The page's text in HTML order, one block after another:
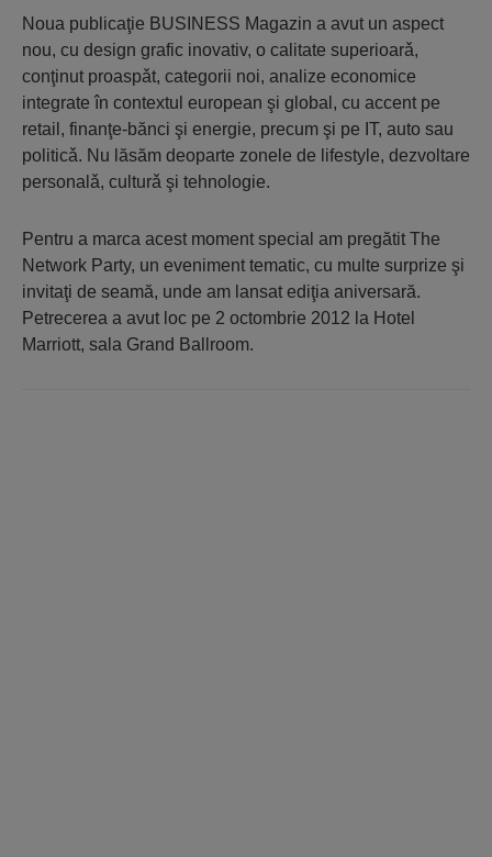
Noua publicaţie BUSINESS Magazin a avut un aspect
nou, cu design grafic inovativ, o calitate superioarǎ,
conţinut proaspǎt, categorii noi, analize economice
integrate în contextul european şi global, cu accent pe
retail, finanţe-bănci şi energie, precum şi pe IT, auto sau
politicǎ. Nu lăsăm deoparte zonele de lifestyle, dezvoltare
personalǎ, culturǎ şi tehnologie.
Pentru a marca acest moment special am pregătit The
Network Party, un eveniment tematic, cu multe surprize şi
invitaţi de seamă, unde am lansat ediţia aniversară.
Petrecerea a avut loc pe 2 octombrie 2012 la Hotel
Marriott, sala Grand Ballroom.